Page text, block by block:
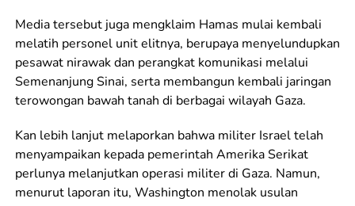
Media tersebut juga mengklaim Hamas mulai kembali
melatih personel unit elitnya, berupaya menyelundupkan
pesawat nirawak dan perangkat komunikasi melalui
Semenanjung Sinai, serta membangun kembali jaringan
terowongan bawah tanah di berbagai wilayah Gaza.
Kan lebih lanjut melaporkan bahwa militer Israel telah
menyampaikan kepada pemerintah Amerika Serikat
perlunya melanjutkan operasi militer di Gaza. Namun,
menurut laporan itu, Washington menolak usulan